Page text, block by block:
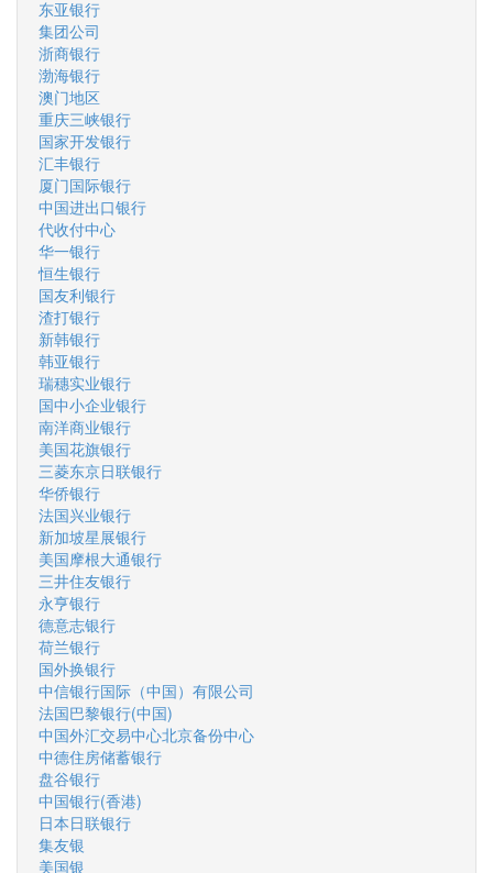
东亚银行
集团公司
浙商银行
渤海银行
澳门地区
重庆三峡银行
国家开发银行
汇丰银行
厦门国际银行
中国进出口银行
代收付中心
华一银行
恒生银行
国友利银行
渣打银行
新韩银行
韩亚银行
瑞穗实业银行
国中小企业银行
南洋商业银行
美国花旗银行
三菱东京日联银行
华侨银行
法国兴业银行
新加坡星展银行
美国摩根大通银行
三井住友银行
永亨银行
德意志银行
荷兰银行
国外换银行
中信银行国际（中国）有限公司
法国巴黎银行(中国)
中国外汇交易中心北京备份中心
中德住房储蓄银行
盘谷银行
中国银行(香港)
日本日联银行
集友银
美国银